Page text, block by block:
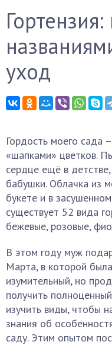
уход
Гордость моего сада
«шапками» цветков.
сердце ещё в
бабушки. Облачка из
букете и в
существует 52 вида
бежевые, розовые,
В этом году муж
Марта, в которой
изумительный, но
получить
изучить виды, чтобы
знания об
саду. Этим опытом